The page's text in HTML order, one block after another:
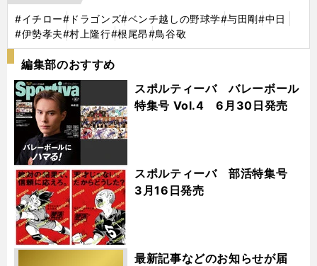
#イチロー#ドラゴンズ#ベンチ越しの野球学#与田剛#中日
#伊勢孝夫#村上隆行#根尾昂#鳥谷敬
編集部のおすすめ
スポルティーバ バレーボール
特集号 Vol.4 6月30日発売
スポルティーバ 部活特集号
3月16日発売
最新記事などのお知らせが届